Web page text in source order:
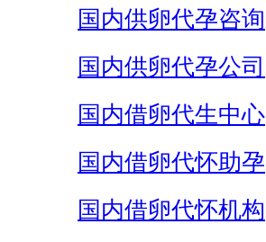
国内供卵代孕咨询
国内供卵代孕公司
国内借卵代生中心
国内借卵代怀助孕
国内借卵代怀机构